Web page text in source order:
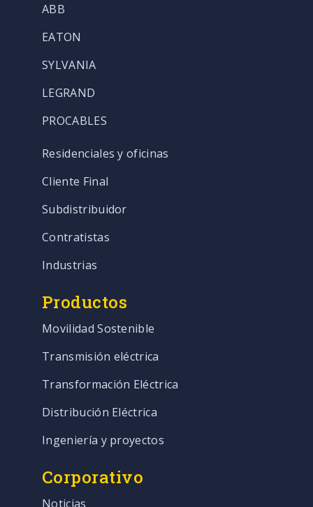
ABB
EATON
SYLVANIA
LEGRAND
PROCABLES
Residenciales y oficinas
Cliente Final
Subdistribuidor
Contratistas
Industrias
Productos
Movilidad Sostenible
Transmisión eléctrica
Transformación Eléctrica
Distribución Eléctrica
Ingeniería y proyectos
Corporativo
Noticias